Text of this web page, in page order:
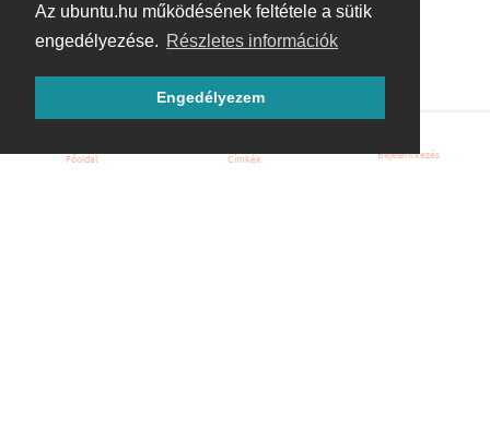
Az ubuntu.hu működésének feltétele a sütik
engedélyezése. Részletes információk
Engedélyezem
Főoldal Címkék Bejelentkezés